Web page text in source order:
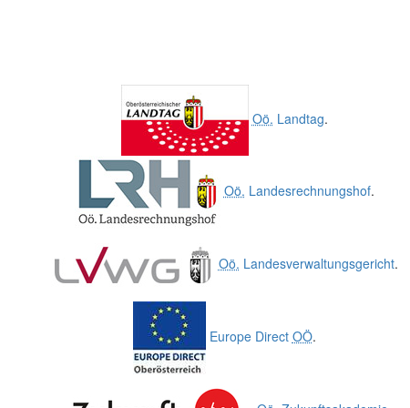
Oö. Landtag.
Oö. Landesrechnungshof.
Oö. Landesverwaltungsgericht.
Europe Direct OÖ.